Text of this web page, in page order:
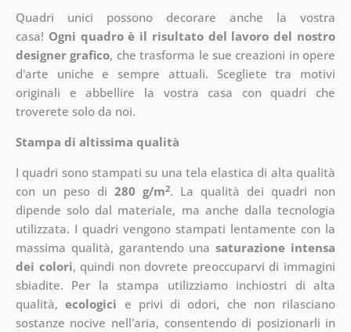
Quadri unici possono decorare anche la vostra
casa! Ogni quadro è il risultato del lavoro del nostro
designer grafico, chetrasforma le sue creazioni in opere
d'arte uniche e sempre attuali. Scegliete tra motivi
originali e abbellire la vostra casa con quadri che
troverete solo da noi.
Stampa di altissima qualità
I quadri sono stampati su una tela elastica di alta qualità
con un peso di 280 g/m2. La qualità dei quadri non
dipende solo dal materiale, ma anche dalla tecnologia
utilizzata. I quadri vengono stampati lentamente con la
massima qualità, garantendo unasaturazione intensa
dei colori, quindi non dovrete preoccuparvi di immagini
sbiadite. Per la stampa utilizziamo inchiostri di alta
qualità,ecologici e privi di odori, che non rilasciano
sostanze nocive nell'aria, consentendo di posizionarli in